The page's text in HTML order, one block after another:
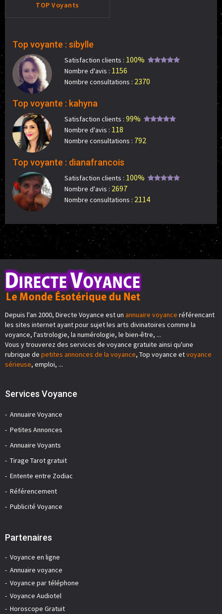
TOP Voyants
Top voyante : sibylle
Satisfaction clients : 100%
Nombre d'avis : 1156
Nombre consultations : 2370
Top voyante : kahyna
Satisfaction clients : 99%
Nombre d'avis : 118
Nombre consultations : 792
Top voyante : dianafrancois
Satisfaction clients : 100%
Nombre d'avis : 2697
Nombre consultations : 2114
Depuis l'an 2000, Directe Voyance est un annuaire voyance référencant
les sites internet ayant pour sujet les arts divinatoires comme la
voyance, l'astrologie, la numérologie, le bien-être, ...
Vous y trouverez des services de voyance gratuite ainsi qu'une
rubrique de petites annonces de la voyance, Top voyance etvoyance
sérieuse, emploi, ...
Services Voyance
Annuaire Voyance
Petites Annonces
Annuaire Voyants
Tirage Tarot gratuit
Entente entre Zodiac
Référencement
Publicité Voyance
Partenaires
Voyance en ligne
Annuaire voyance
Voyance par téléphone
Voyance Audiotel
Horoscope Gratuit